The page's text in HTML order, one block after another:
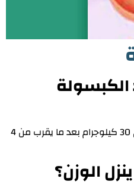
الكبسولة
يتخلص المريض من حوالي 20 إلى 30 كيلوجرام بعد ما يقرب من 4
الوزن؟